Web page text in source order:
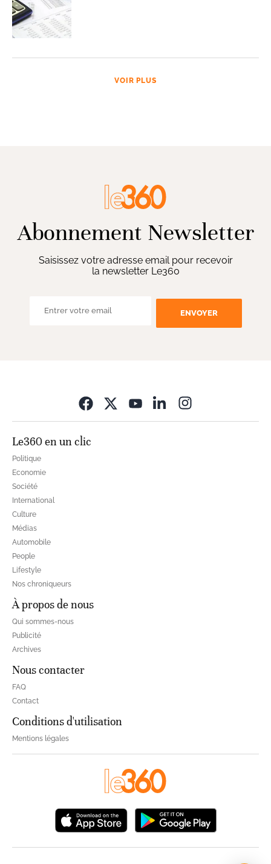
VOIR PLUS
Abonnement Newsletter
Saisissez votre adresse email pour recevoir
la newsletter Le360
ENVOYER
Le360 en un clic
Politique
Economie
Société
International
Culture
Médias
Automobile
People
Lifestyle
Nos chroniqueurs
À propos de nous
Qui sommes-nous
Publicité
Archives
Nous contacter
FAQ
Contact
Conditions d'utilisation
Mentions légales